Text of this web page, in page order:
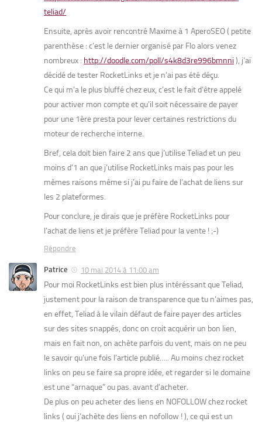
teliad/
Ensuite, après avoir rencontré Maxime à 1 AperoSEO ( petite
parenthèse : c’est le dernier organisé par Flo alors venez
nombreux : http://doodle.com/poll/s4k8d3re996bmnni ), j’ai
décidé de tester RocketLinks et je n’ai pas été déçu.
Ce qui m’a le plus bluffé chez eux, c’est le fait d’être appelé
pour activer mon compte et qu’il soit nécessaire de payer
pour une 1ère presta pour lever certaines restrictions du
moteur de recherche interne.
Bref, cela doit bien faire 2 ans que j’utilise Teliad et un peu
moins d’1 an que j’utilise RocketLinks mais pas pour les
mêmes raisons même si j’ai pu faire de l’achat de liens sur
les 2 plateformes.
Pour conclure, je dirais que je préfère RocketLinks pour
l’achat de liens et je préfère Teliad pour la vente ! ;-)
Répondre
Patrice 10 mai 2014 à 11:00 am
Pour moi RocketLinks est bien plus intéréssant que Teliad,
justement pour la raison de transparence que tu n’aimes pas,
en effet, Teliad à le vilain défaut de faire payer des articles
sur des sites snappés, donc on croit acquérir un bon lien,
mais en fait non, on achète parfois du vent, mais on ne peu
le savoir qu’une fois l’article publié….. Au moins chez rocket
links on peu se faire sa propre idée, et regarder si le domaine
est une “arnaque” ou pas. avant d’acheter.
De plus on peu acheter des liens en NOFOLLOW chez rocket
links ( oui j’achète des liens en nofollow ! ), ce qui est un